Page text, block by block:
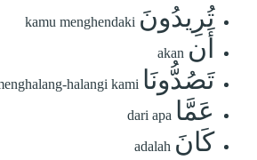
تُرِيدُونَ kamu menghendaki
أَن akan
تَصُدُّونَا halangi kami
عَمَّا dari apa
كَانَ adalah